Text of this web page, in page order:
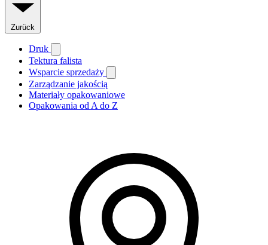
Zurück
Druk
Tektura falista
Wsparcie sprzedaży
Zarządzanie jakością
Materiały opakowaniowe
Opakowania od A do Z